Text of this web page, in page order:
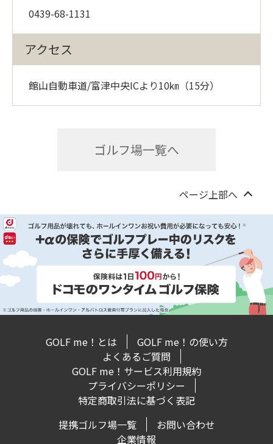
0439-68-1131
アクセス
館山自動車道/富津中央ICより10㎞（15分）
ゴルフ場一覧へ
ページ上部へ
GOLF me！とは
GOLF me！の使い方
よくあるご質問
GOLF me！サービス利用規約
プライバシーポリシー
特定商取引法に基づく表記
提携ゴルフ場一覧
お問い合わせ
企業情報